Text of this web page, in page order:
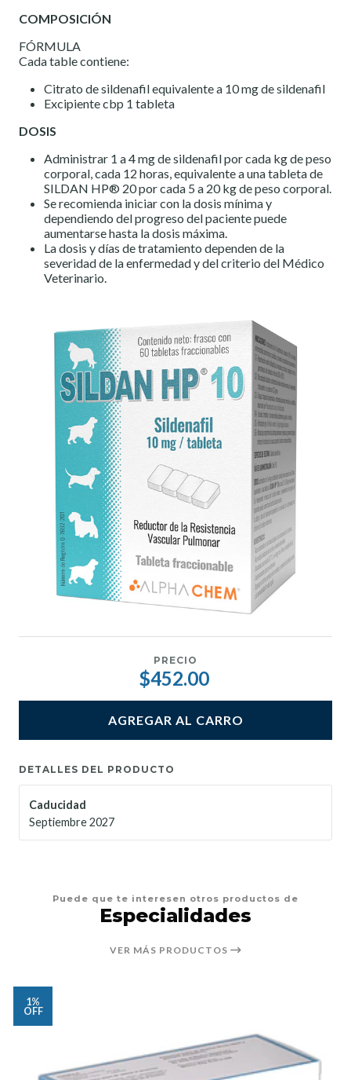
COMPOSICIÓN
FÓRMULA
Cada table contiene:
Citrato de sildenafil equivalente a 10 mg de sildenafil
Excipiente cbp 1 tableta
DOSIS
Administrar 1 a 4 mg de sildenafil por cada kg de peso
corporal, cada 12 horas, equivalente a una tableta de
SILDAN HP® 20 por cada 5 a 20 kg de peso corporal.
Se recomienda iniciar con la dosis mínima y
dependiendo del progreso del paciente puede
aumentarse hasta la dosis máxima.
La dosis y días de tratamiento dependen de la
severidad de la enfermedad y del criterio del Médico
Veterinario.
PRECIO
$452.00
AGREGAR AL CARRO
DETALLES DEL PRODUCTO
Caducidad
Septiembre 2027
Puede que te interesen otros productos de
Especialidades
VER MÁS PRODUCTOS
1%
OFF